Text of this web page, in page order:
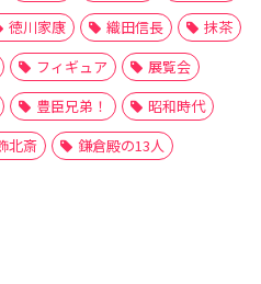
徳川家康 織田信長
抹茶
フィギュア
展覧会
豊臣兄弟！
昭和時代
北斎 鎌倉殿の13人